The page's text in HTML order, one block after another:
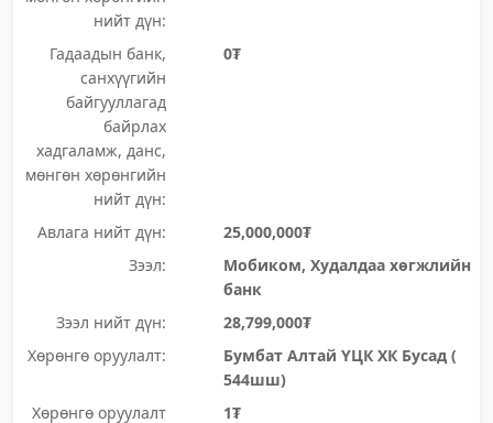
нийт дүн:
Гадаадын банк,
санхүүгийн
байгууллагад
байрлах
хадгаламж, данс,
мөнгөн хөрөнгийн
нийт дүн:
0₮
Авлага нийт дүн:
25,000,000₮
Зээл:
Мобиком, Худалдаа хөгжлийн
банк
Зээл нийт дүн:
28,799,000₮
Хөрөнгө оруулалт:
Бумбат Алтай ҮЦК ХК Бусад (
544шш)
Хөрөнгө оруулалт
1₮